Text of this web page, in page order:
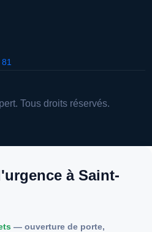
Tous droits réservés.
à Saint-
— ouverture de porte,